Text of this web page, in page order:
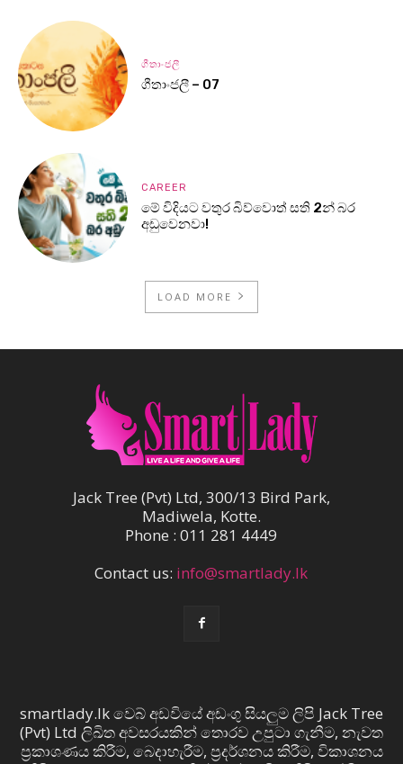
ගීතාංජලී
ගීතාංජලී – 07
CAREER
මේ විදියට වතුර බිව්වොත් සති 2න් බර
අඩුවෙනවා!
LOAD MORE
Jack Tree (Pvt) Ltd, 300/13 Bird Park,
Madiwela, Kotte.
Phone : 011 281 4449
Contact us: info@smartlady.lk
smartlady.lk වෙබ් අඩවියේ අඩංගු සියලුම ලිපි Jack Tree
(Pvt) Ltd ලිඛිත අවසරයකින් තොරව උපුටා ගැනීම, නැවත
ප්‍රකාශණය කිරීම, බෙදාහැරීම, ප්‍රදර්ශනය කිරීම, විකාශනය